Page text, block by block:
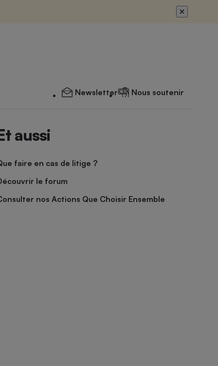
Newsletter Nous soutenir
aussi
faire en cas de litige ?
le forum
nos Actions Que Choisir Ensemble